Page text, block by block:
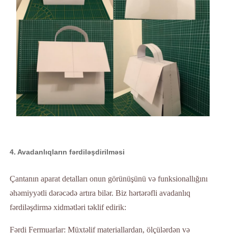
4. Avadanlıqların fərdiləşdirilməsi
Çantanın aparat detalları onun görünüşünü və funksionallığını
əhəmiyyətli dərəcədə artıra bilər. Biz hərtərəfli avadanlıq
fərdiləşdirmə xidmətləri təklif edirik:
Fərdi Fermuarlar: Müxtəlif materiallardan, ölçülərdən və